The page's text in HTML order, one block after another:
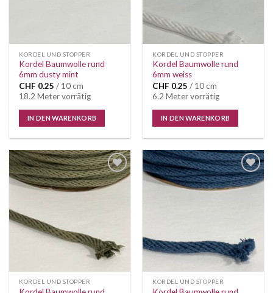
KORDEL UND STOPPER
Kordel Baumwolle rund
6mm dusty mint
CHF 0.25 / 10 cm
18.2 Meter vorrätig
IN DEN WARENKORB
KORDEL UND STOPPER
Kordel Baumwolle rund
6mm weiss
CHF 0.25 / 10 cm
6.2 Meter vorrätig
IN DEN WARENKORB
Auf die
Wunschliste
KORDEL UND STOPPER
Auf die
Wunschliste
KORDEL UND STOPPER